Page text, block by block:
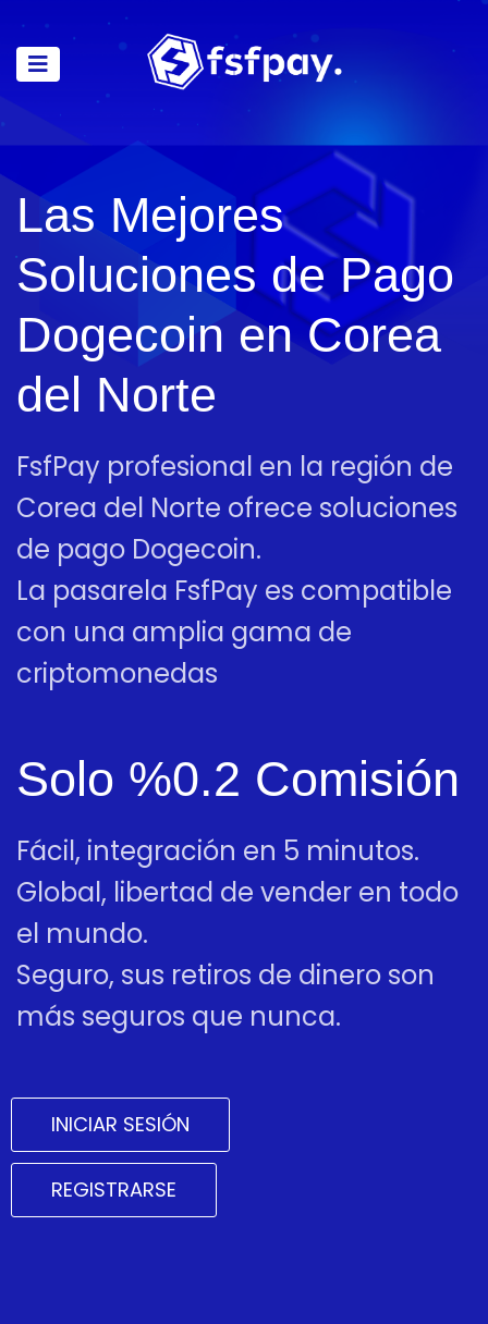
Las Mejores
Soluciones de Pago
Dogecoin en Corea
del Norte
FsfPay profesional en la región de
Corea del Norte ofrece soluciones
de pago Dogecoin.
La pasarela FsfPay es compatible
con una amplia gama de
criptomonedas
Solo %0.2 Comisión
Fácil, integración en 5 minutos.
Global, libertad de vender en todo
el mundo.
Seguro, sus retiros de dinero son
más seguros que nunca.
INICIAR SESIÓN
REGISTRARSE